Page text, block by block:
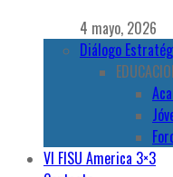
4 mayo, 2026
Diálogo
VI FISU America 3×3